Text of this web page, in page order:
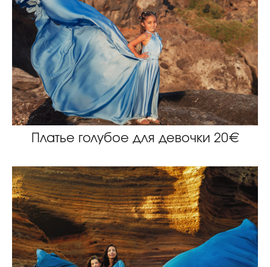
Платье голубое для девочки 20€